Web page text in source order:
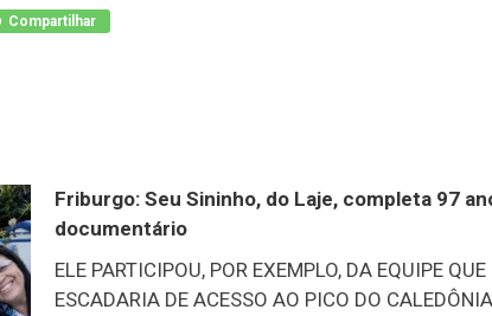
Compartilhar
Friburgo: Seu Sininho, do Laje, completa 97
documentário
ELE PARTICIPOU, POR EXEMPLO, DA EQUIPE
ESCADARIA DE ACESSO AO PICO DO